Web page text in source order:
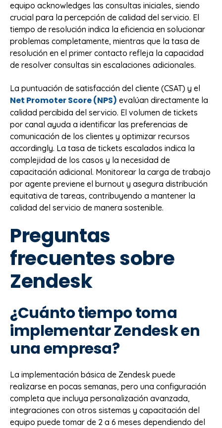
equipo acknowledges las consultas iniciales, siendo
crucial para la percepción de calidad del servicio. El
tiempo de resolución indica la eficiencia en solucionar
problemas completamente, mientras que la tasa de
resolución en el primer contacto refleja la capacidad
de resolver consultas sin escalaciones adicionales.
La puntuación de satisfacción del cliente (CSAT) y el
Net Promoter Score (NPS) evalúan directamente la
calidad percibida del servicio. El volumen de tickets
por canal ayuda a identificar las preferencias de
comunicación de los clientes y optimizar recursos
accordingly. La tasa de tickets escalados indica la
complejidad de los casos y la necesidad de
capacitación adicional. Monitorear la carga de trabajo
por agente previene el burnout y asegura distribución
equitativa de tareas, contribuyendo a mantener la
calidad del servicio de manera sostenible.
Preguntas
frecuentes sobre
Zendesk
¿Cuánto tiempo toma
implementar Zendesk en
una empresa?
La implementación básica de Zendesk puede
realizarse en pocas semanas, pero una configuración
completa que incluya personalización avanzada,
integraciones con otros sistemas y capacitación del
equipo puede tomar de 2 a 6 meses dependiendo del